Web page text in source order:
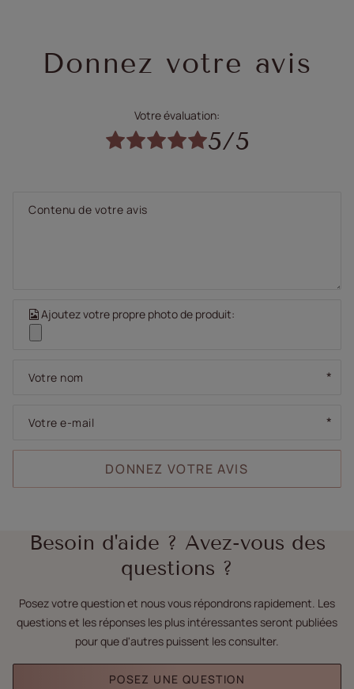
Donnez votre avis
Votre évaluation:
5/5
Contenu de votre avis
Ajoutez votre propre photo de produit:
Votre nom
Votre e-mail
DONNEZ VOTRE AVIS
Besoin d'aide ? Avez-vous des
questions ?
Posez votre question et nous vous répondrons rapidement. Les
questions et les réponses les plus intéressantes seront publiées
pour que d'autres puissent les consulter.
POSEZ UNE QUESTION